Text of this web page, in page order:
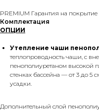
PREMIUM Гарантия на
Комплектация
ОПЦИИ
Утепление чаши
теплопроводность чаши, с
пенополиуретаном высокой
стенках бассейна — от 3 до 5
усадки.
Дополнительный слой